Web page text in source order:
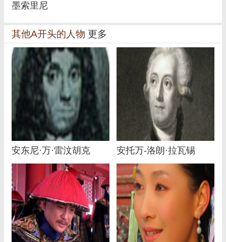
墨索里尼
其他A开头的人物 更多
安东尼·万·雷汶胡克 安托万-洛朗·拉瓦锡